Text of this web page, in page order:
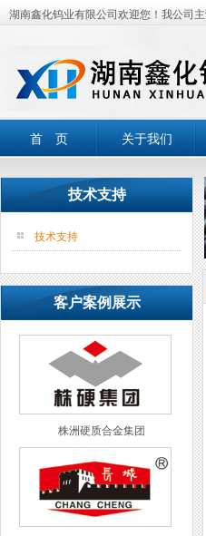
湖南鑫化钨业有限公司欢迎您！我公司主
首 页 关于我们
技术支持
技术支持
客户案例展示
株洲硬质合金集团